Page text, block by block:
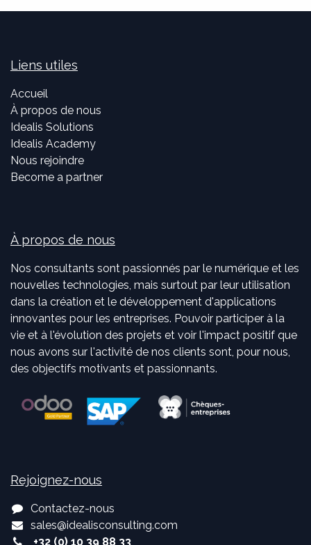
Liens utiles
Accueil
À propos de nous
Idealis Solutions
Idealis Academy
Nous rejoindre
Become a partner
À propos de nous
Nos consultants sont passionnés par le numérique et les
nouvelles technologies, mais surtout par leur utilisation
dans la création et le développement d'applications
innovantes pour les entreprises. Pouvoir participer à la
vie et à l'évolution des projets et voir l'impact positif que
nous avons sur l'activité de nos clients sont, pour nous,
des objectifs motivants et passionnants.
Rejoignez-nous
Contactez-nous
sales@idealisconsulting.com
+32 (0) 10 39 88 33